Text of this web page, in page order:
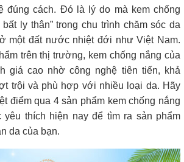
đúng cách. Đó là lý do mà kem chống
ly thân” trong chu trình chăm sóc da
một đất nước nhiệt đới như Việt Nam.
trên thị trường, kem chống nắng của
giá cao nhờ công nghệ tiên tiến, khả
trội và phù hợp với nhiều loại da. Hãy
điểm qua 4 sản phẩm kem chống nắng
thích hiện nay để tìm ra sản phẩm
da của bạn.